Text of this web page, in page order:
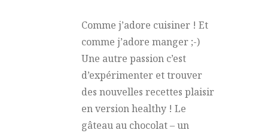
Comme j’adore cuisiner ! Et
comme j’adore manger ;-)
Une autre passion c’est
d’expérimenter et trouver
des nouvelles recettes plaisir
en version healthy ! Le
gâteau au chocolat – un